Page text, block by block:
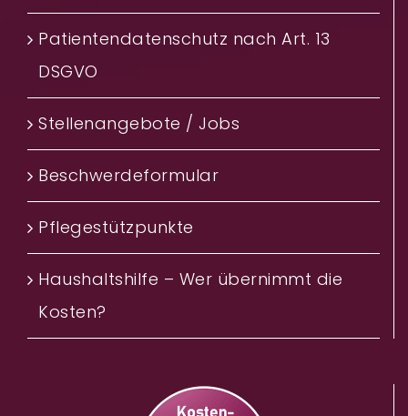
Patientendatenschutz nach Art. 13
DSGVO
Stellenangebote / Jobs
Beschwerdeformular
Pflegestützpunkte
Haushaltshilfe – Wer übernimmt die
Kosten?‎